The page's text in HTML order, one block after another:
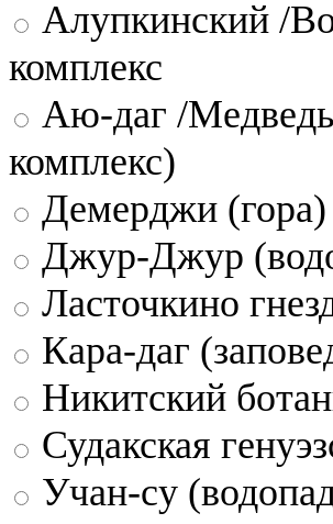
Алупкинский /
комплекс
Аю-даг /
комплекс)
Демерджи (гора)
Джур-Джур
Ласточкино
Кара-даг
Никитский
Судакская
Учан-су